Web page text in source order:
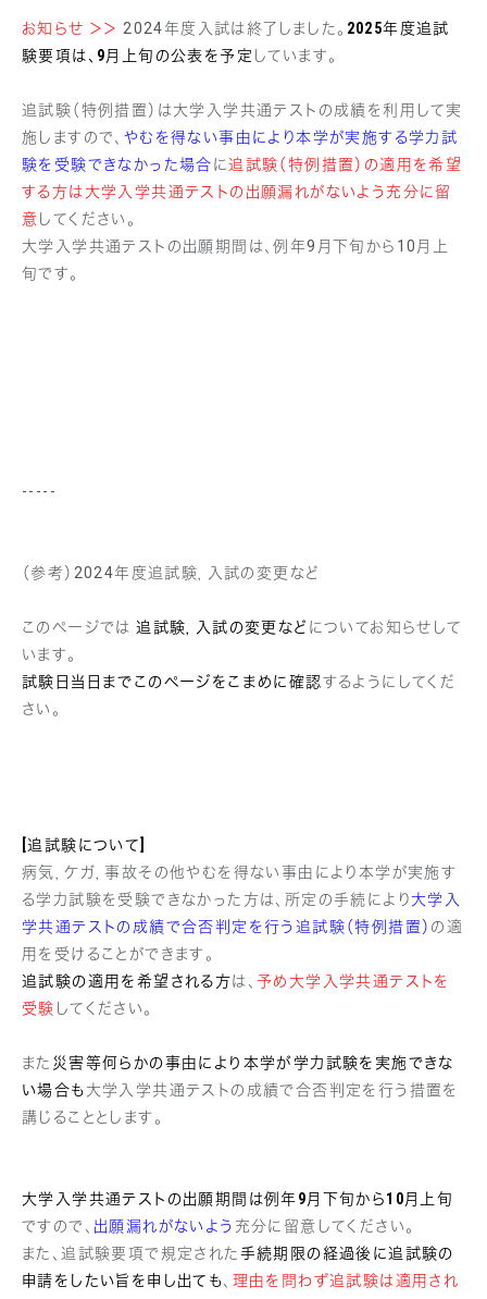
お知らせ ＞＞ 2024年度入試は終了しました。 2025年度追試
験要項は、9月上旬の公表を予定 しています。
追試験（特例措置）は大学入学共通テストの成績を利用して実
施しますので、 やむを得ない事由により本学が実施する学力試
験を受験できなかった場合に追試験（特例措置）の適用を希望
する方は大学入学共通テストの出願漏れがないよう充分に留
意してください。
大学入学共通テストの出願期間は、例年9月下旬から10月上
旬です。
-----
（参考）2024年度追試験，入試の変更など
このページでは追試験，入試の変更など についてお知らせして
います。
試験日当日までこのページをこまめに確認するようにしてくだ
さい。
[追試験について]
病気，ケガ，事故その他やむを得ない事由により本学が実施す
る学力試験を受験できなかった方は、所定の手続により大学入
学共通テストの成績で合否判定を行う追試験（特例措置） の適
用を受けることができます。
追試験の適用を希望される方は、 予め大学入学共通テストを
受験 してください。
また 災害等何らかの事由により本学が学力試験を実施できな
い場合も大学入学共通テストの成績で合否判定を行う措置を
講じることとします。
大学入学共通テストの出願期間は例年9月下旬から10月上旬
ですので、 出願漏れがないよう 充分に留意してください。
また、追試験要項で規定された手続期限の経過後に追試験の
申請をしたい旨を申し出ても、 理由を問わず追試験は適用され